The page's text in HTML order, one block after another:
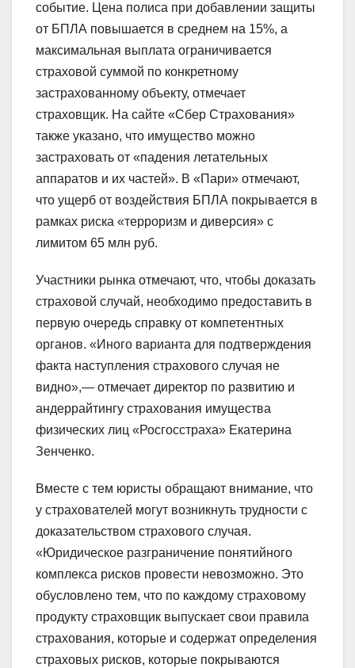
событие. Цена полиса при добавлении защиты
от БПЛА повышается в среднем на 15%, а
максимальная выплата ограничивается
страховой суммой по конкретному
застрахованному объекту, отмечает
страховщик. На сайте «Сбер Страхования»
также указано, что имущество можно
застраховать от «падения летательных
аппаратов и их частей». В «Пари» отмечают,
что ущерб от воздействия БПЛА покрывается в
рамках риска «терроризм и диверсия» с
лимитом 65 млн руб.
Участники рынка отмечают, что, чтобы доказать
страховой случай, необходимо предоставить в
первую очередь справку от компетентных
органов. «Иного варианта для подтверждения
факта наступления страхового случая не
видно»,— отмечает директор по развитию и
андеррайтингу страхования имущества
физических лиц «Росгосстраха» Екатерина
Зенченко.
Вместе с тем юристы обращают внимание, что
у страхователей могут возникнуть трудности с
доказательством страхового случая.
«Юридическое разграничение понятийного
комплекса рисков провести невозможно. Это
обусловлено тем, что по каждому страховому
продукту страховщик выпускает свои правила
страхования, которые и содержат определения
страховых рисков, которые покрываются